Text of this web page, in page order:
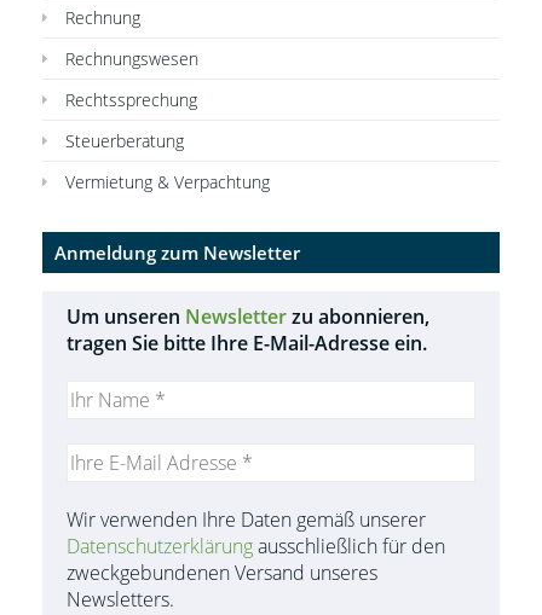
Rechnung
Rechnungswesen
Rechtssprechung
Steuerberatung
Vermietung & Verpachtung
Anmeldung zum Newsletter
Um unseren Newsletterzu abonnieren,
tragen Sie bitte Ihre E-Mail-Adresse ein.
Wir verwenden Ihre Daten gemäß unserer
Datenschutzerklärungausschließlich für den
zweckgebundenen Versand unseres
Newsletters.